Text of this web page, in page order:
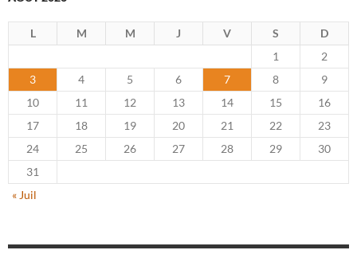
L M M J V S
D
1
2
3
4 5 6 7 8
9
10
11 12 13 14 15
16
17
18 19 20 21 22
23
24
25 26 27 28 29
30
31
« Juil